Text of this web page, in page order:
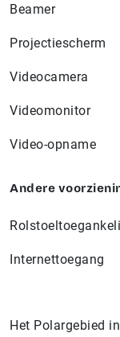
Beamer
Projectiescherm
Videocamera
Videomonitor
Video-opname
Andere
Internettoegang
Het Polargebied